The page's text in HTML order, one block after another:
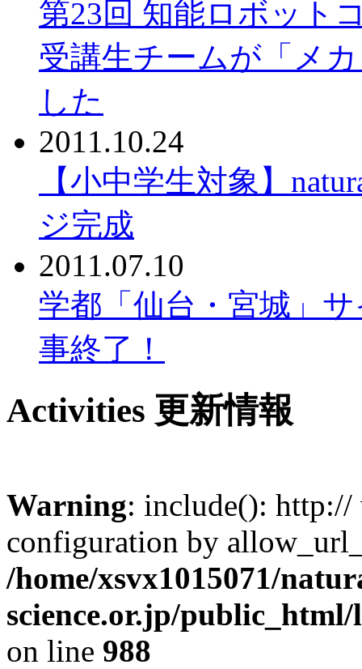
第23回 知能ロボット
受講生チームが「メ
した
2011.10.24
【小中学生対象】
ジ完成
2011.07.10
学都「仙台・宮城」
事終了！
Activities 更新情報
Warning: include(): http://
configuration by
/home/xsvx1015071/
science.or.jp/
on line 988